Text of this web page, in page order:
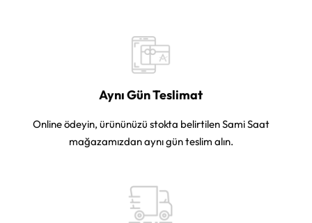
Aynı Gün Teslimat
Online ödeyin, ürününüzü stokta belirtilen Sami Saat
mağazamızdan aynı gün teslim alın.